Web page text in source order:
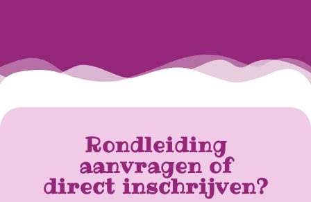
Rondleiding
aanvragen of
direct inschrijven?